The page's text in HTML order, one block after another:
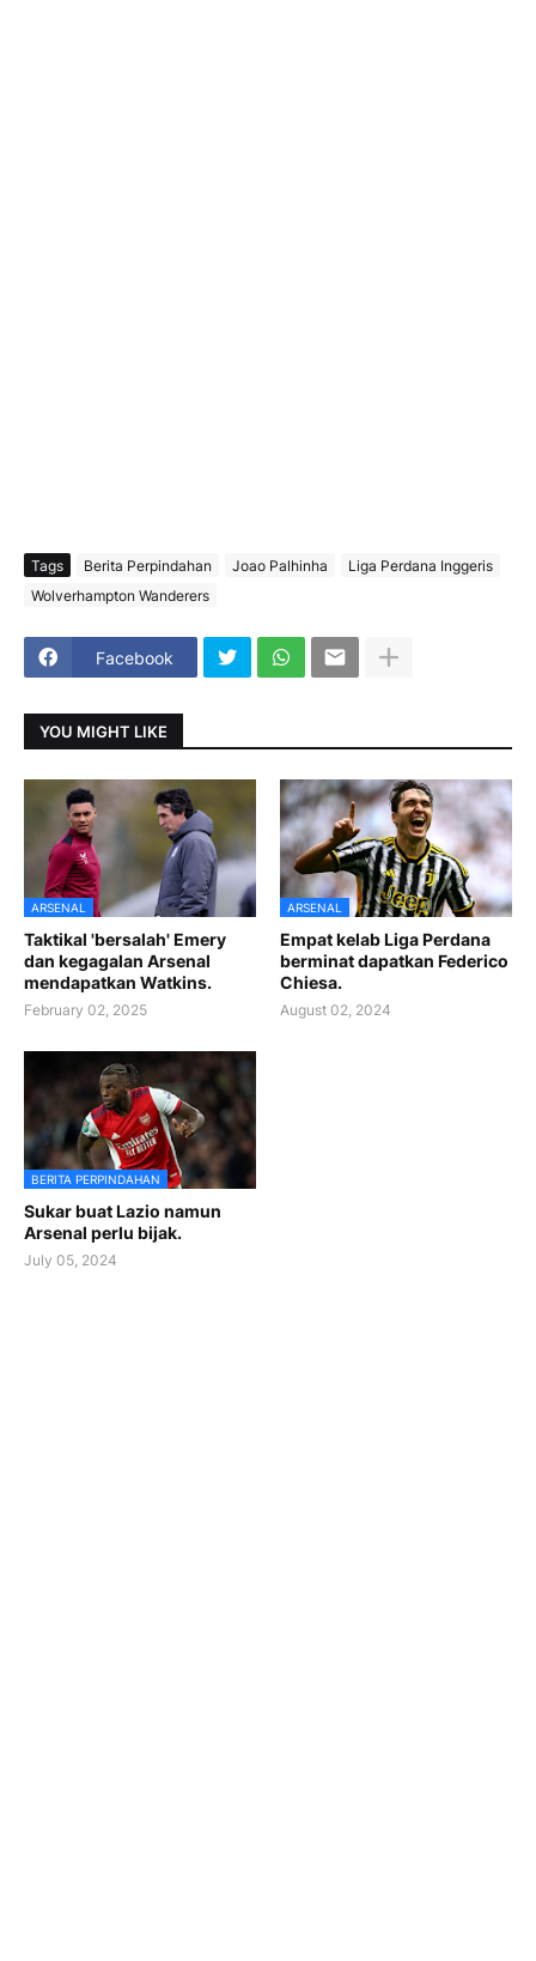
Tags Berita Perpindahan Joao Palhinha
Liga Perdana Inggeris
Wolverhampton Wanderers
Facebook
YOU MIGHT LIKE
ARSENAL
Taktikal 'bersalah' Emery
dan kegagalan Arsenal
mendapatkan Watkins.
February 02, 2025
ARSENAL
Empat kelab Liga Perdana
berminat dapatkan Federico
Chiesa.
August 02, 2024
BERITA PERPINDAHAN
Sukar buat Lazio namun
Arsenal perlu bijak.
July 05, 2024